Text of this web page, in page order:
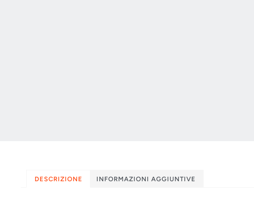
DESCRIZIONE INFORMAZIONI AGGIUNTIVE